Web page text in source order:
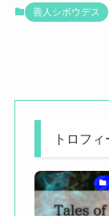
善人シボウデス
トロフ